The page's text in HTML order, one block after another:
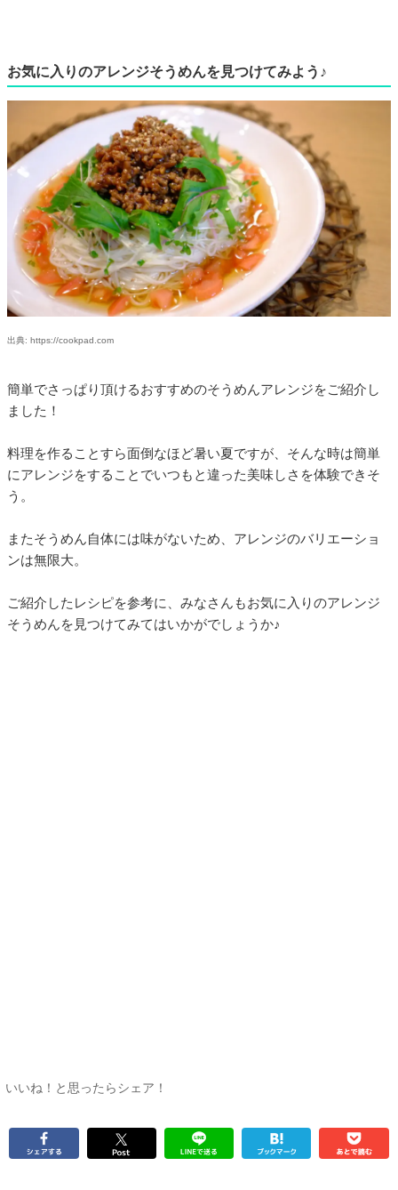
お気に入りのアレンジそうめんを見つけてみよう♪
出典: https://cookpad.com
簡単でさっぱり頂けるおすすめのそうめんアレンジをご紹介し
ました！
料理を作ることすら面倒なほど暑い夏ですが、そんな時は簡単
にアレンジをすることでいつもと違った美味しさを体験できそ
う。
またそうめん自体には味がないため、アレンジのバリエーショ
ンは無限大。
ご紹介したレシピを参考に、みなさんもお気に入りのアレンジ
そうめんを見つけてみてはいかがでしょうか♪
いいね！と思ったらシェア！